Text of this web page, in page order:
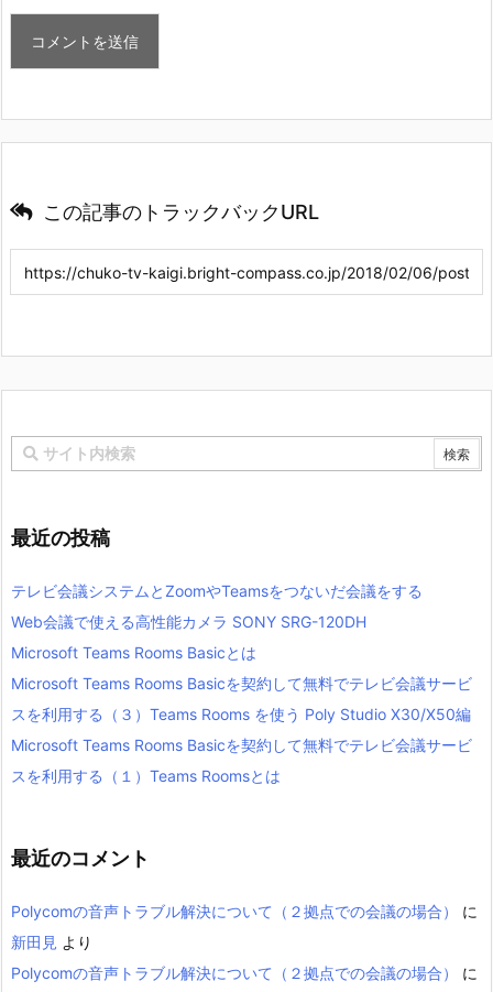
この記事のトラックバックURL
最近の投稿
テレビ会議システムとZoomやTeamsをつないだ会議をする
Web会議で使える高性能カメラ SONY SRG-120DH
Microsoft Teams Rooms Basicとは
Microsoft Teams Rooms Basicを契約して無料でテレビ会議サービ
スを利用する（３）Teams Rooms を使う Poly Studio X30/X50編
Microsoft Teams Rooms Basicを契約して無料でテレビ会議サービ
スを利用する（１）Teams Roomsとは
最近のコメント
Polycomの音声トラブル解決について（２拠点での会議の場合）
に
新田見 より
Polycomの音声トラブル解決について（２拠点での会議の場合）
に